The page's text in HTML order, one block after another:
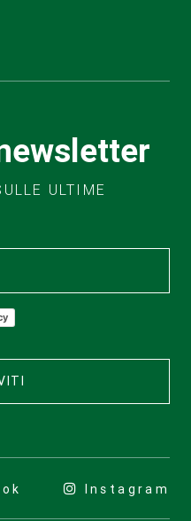
ULTIME
Instagram